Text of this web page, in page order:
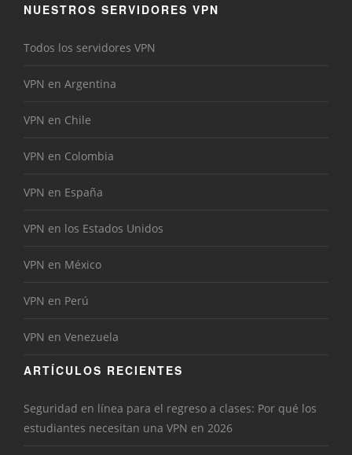
NUESTROS SERVIDORES VPN
Todos los servidores VPN
VPN en Argentina
VPN en Chile
VPN en Colombia
VPN en España
VPN en los Estados Unidos
VPN en México
VPN en Perú
VPN en Venezuela
ARTÍCULOS RECIENTES
Seguridad en línea para el regreso a clases: Por qué los
estudiantes necesitan una VPN en 2026